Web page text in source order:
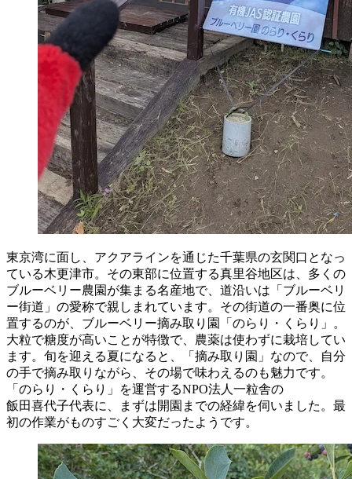
東京湾に面し、アクアラインを通じた千葉県の玄関口となっ
ている木更津市。その東部に位置する真里谷地区は、多くの
ブルーベリー農園が集まる名産地で、道沿いは「ブルーベリ
ー街道」の愛称で親しまれています。その街道の一番奥に位
置するのが、ブルーベリー摘み取り園「のらり・くらり」。
大粒で糖度が高いことが特徴で、農薬は使わずに栽培してい
ます。旬を迎える夏になると、「摘み取り園」なので、自分
の手で摘み取りながら、その場で味わえるのも魅力です。
「のらり・くらり」を運営するNPO法人 一粒舎の
飯田喜代子代表に、まずは開園までの経緯を伺いました。最
初の作業がものすごく大変だったようです。